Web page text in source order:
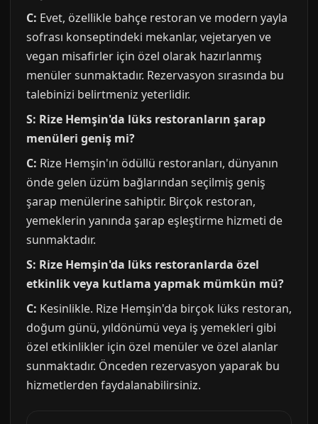
C: Evet, özellikle bahçe restoran ve modern yayla
sofrası konseptindeki mekanlar, vejetaryen ve
vegan misafirler için özel olarak hazırlanmış
menüler sunmaktadır. Rezervasyon sırasında bu
talebinizi belirtmeniz yeterlidir.
S: Rize Hemşin'da lüks restoranların şarap
menüleri geniş mi?
C: Rize Hemşin'ın ödüllü restoranları, dünyanın
önde gelen üzüm bağlarından seçilmiş geniş
şarap menülerine sahiptir. Birçok restoran,
yemeklerin yanında şarap eşleştirme hizmeti de
sunmaktadır.
S: Rize Hemşin'da lüks restoranlarda özel
etkinlik veya kutlama yapmak mümkün mü?
C: Kesinlikle. Rize Hemşin'da birçok lüks restoran,
doğum günü, yıldönümü veya iş yemekleri gibi
özel etkinlikler için özel menüler ve özel alanlar
sunmaktadır. Önceden rezervasyon yaparak bu
hizmetlerden faydalanabilirsiniz.